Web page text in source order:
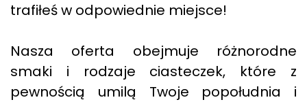
trafiłeś w odpowiednie miejsce!
Nasza oferta obejmuje różnorodne
smaki i rodzaje ciasteczek, które z
pewnością umilą Twoje popołudnia i